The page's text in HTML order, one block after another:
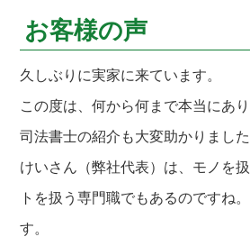
お客様の声
久しぶりに実家に来ています。
この度は、何から何まで本当にあ
司法書士の紹介も大変助かりました
けいさん（弊社代表）は、モノを
トを扱う専門職でもあるのですね
す。